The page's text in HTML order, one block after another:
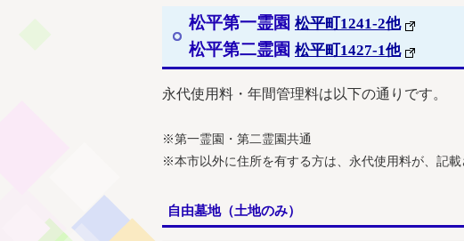
松平第一霊園 松平町1241-2他
松平第二霊園 松平町1427-1他
永代使用料・年間管理料は以下の通りです。
※第一霊園・第二霊園共通
※本市以外に住所を有する方は、永代使用料が、記
自由墓地（土地のみ）